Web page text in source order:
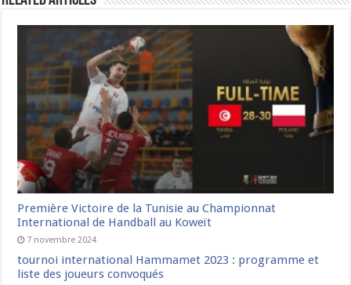
Première Victoire de la Tunisie au Championnat
International de Handball au Koweït
7 novembre 2024
tournoi international Hammamet 2023 : programme et
liste des joueurs convoqués